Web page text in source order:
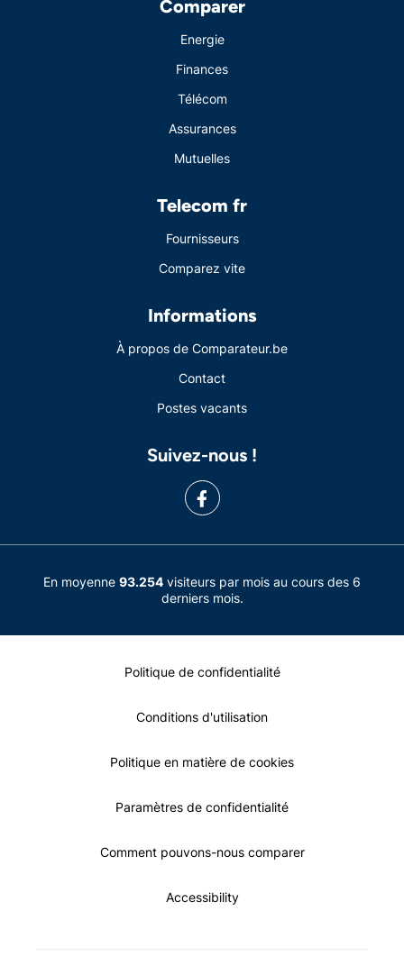
Comparer
Energie
Finances
Télécom
Assurances
Mutuelles
Telecom fr
Fournisseurs
Comparez vite
Informations
À propos de Comparateur.be
Contact
Postes vacants
Suivez-nous !
En moyenne 93.254 visiteurs par mois au cours des 6
derniers mois.
Politique de confidentialité
Conditions d'utilisation
Politique en matière de cookies
Paramètres de confidentialité
Comment pouvons-nous comparer
Accessibility